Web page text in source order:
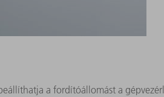
a fordítóállomást a